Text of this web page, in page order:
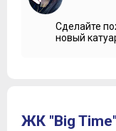
Сделайте
новый
ЖК "Big